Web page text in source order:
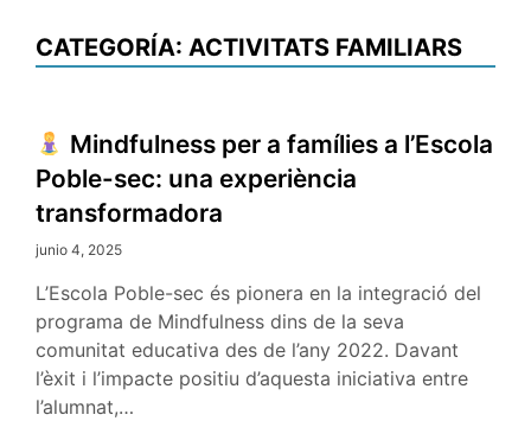
CATEGORÍA: ACTIVITATS FAMILIARS
Mindfulness per a famílies a l’Escola
Poble-sec: una experiència
transformadora
junio 4, 2025
L’Escola Poble-sec és pionera en la integració del
programa de Mindfulness dins de la seva
comunitat educativa des de l’any 2022. Davant
l’èxit i l’impacte positiu d’aquesta iniciativa entre
l’alumnat,…